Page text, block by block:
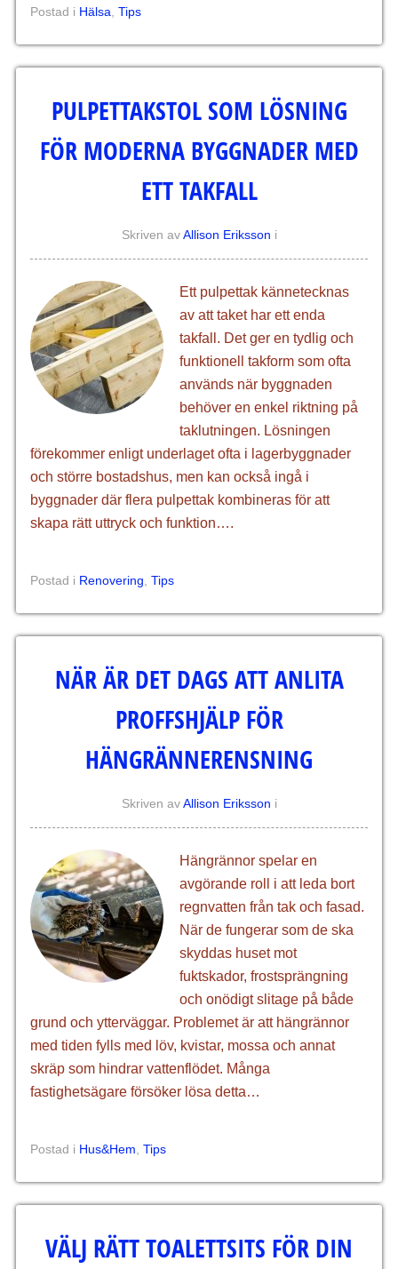
Postad i Hälsa ,Tips
PULPETTAKSTOL SOM LÖSNING
FÖR MODERNA BYGGNADER MED
ETT TAKFALL
Skriven avAllison Eriksson i
Ett pulpettak kännetecknas
av att taket har ett enda
takfall. Det ger en tydlig och
funktionell takform som ofta
används när byggnaden
behöver en enkel riktning på
taklutningen. Lösningen
förekommer enligt underlaget ofta i lagerbyggnader
och större bostadshus, men kan också ingå i
byggnader där flera pulpettak kombineras för att
skapa rätt uttryck och funktion….
Postad i Renovering ,Tips
NÄR ÄR DET DAGS ATT ANLITA
PROFFSHJÄLP FÖR
HÄNGRÄNNERENSNING
Skriven avAllison Eriksson i
Hängrännor spelar en
avgörande roll i att leda bort
regnvatten från tak och fasad.
När de fungerar som de ska
skyddas huset mot
fuktskador, frostsprängning
och onödigt slitage på både
grund och ytterväggar. Problemet är att hängrännor
med tiden fylls med löv, kvistar, mossa och annat
skräp som hindrar vattenflödet. Många
fastighetsägare försöker lösa detta…
Postad i Hus&Hem ,Tips
VÄLJ RÄTT TOALETTSITS FÖR DIN